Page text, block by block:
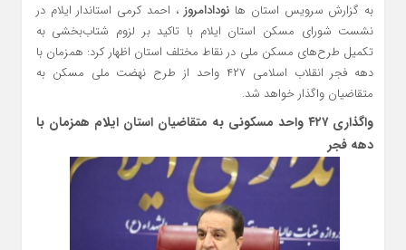
به گزارش سرویس استان ها نودادامروز، احمد کرمی استاندار ایلام در
نشست شورای مسکن استان ایلام با تاکید بر لزوم شتاب‌بخشی به
تکمیل طرح‌های مسکن ملی در نقاط مختلف استان اظهار کرد: همزمان با
دهه فجر انقلاب اسلامی ۴۲۷ واحد از طرح نهضت ملی مسکن به
متقاضیان واگذار خواهد شد.
واگذاری ۴۲۷ واحد مسکونی به متقاضیان استان ایلام همزمان با
دهه فجر